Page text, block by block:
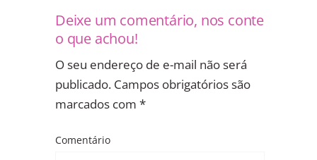
Deixe um comentário, nos conte
o que achou!
O seu endereço de e-mail não será
publicado. Campos obrigatórios são
marcados com *
Comentário